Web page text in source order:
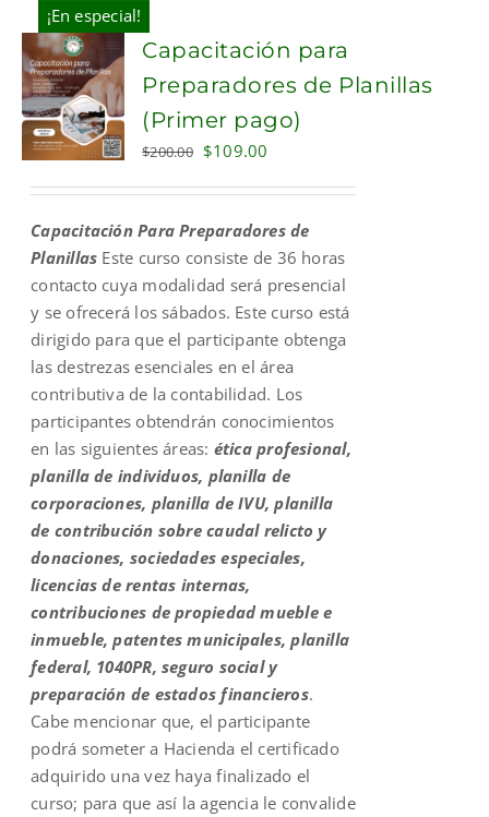
¡En especial!
ADD TO
CART
Capacitación para
Preparadores de Planillas
(Primer pago)
$200.00 Original
$200.00.
$109.00
$109.00.
Capacitación Para Preparadores de
Planillas Este curso consiste de 36 horas
contacto cuya modalidad será presencial
y se ofrecerá los sábados. Este curso está
dirigido para que el participante obtenga
las destrezas esenciales en el área
contributiva de la contabilidad. Los
participantes obtendrán conocimientos
en las siguientes áreas: ética profesional,
planilla de individuos, planilla de
corporaciones, planilla de IVU, planilla
de contribución sobre caudal relicto y
donaciones, sociedades especiales,
licencias de rentas internas,
contribuciones de propiedad mueble e
inmueble, patentes municipales, planilla
federal, 1040PR, seguro social y
preparación de estados financieros.
Cabe mencionar que, el participante
podrá someter a Hacienda el certificado
adquirido una vez haya finalizado el
curso; para que así la agencia le convalide